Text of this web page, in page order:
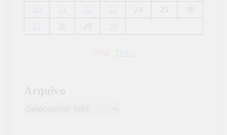
24 25
26
29
« Out